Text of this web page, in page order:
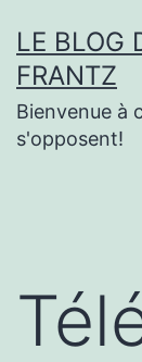
au
contenu
LE BLOG
FRANTZ
Bienvenue à
s'opposent!